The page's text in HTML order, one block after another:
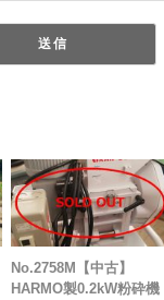
No.2758M【中古】
HARMO製0.2kW粉砕機